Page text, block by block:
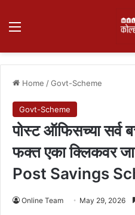
Menu
Home /Govt-Scheme
Govt-Scheme
पोस्ट ऑफिसच्या सर्व
फक्त एका क्लिकवर
Post Savings
Online Team May 29, 2026